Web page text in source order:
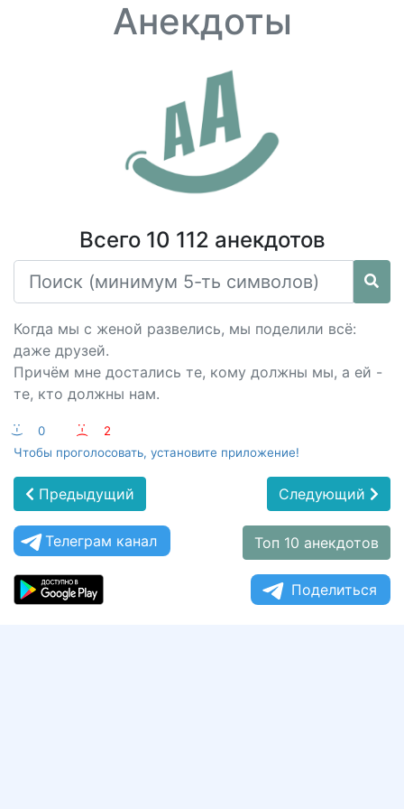
Анекдоты
Всего 10 112 анекдотов
Когда мы с женой развелись, мы поделили всё:
даже друзей.
Причём мне достались те, кому должны мы, а ей -
те, кто должны нам.
:-) 0 :-(
2
Чтобы проголосовать, установите приложение!
Предыдущий Следующий
Телеграм канал Топ 10 анекдотов
Поделиться